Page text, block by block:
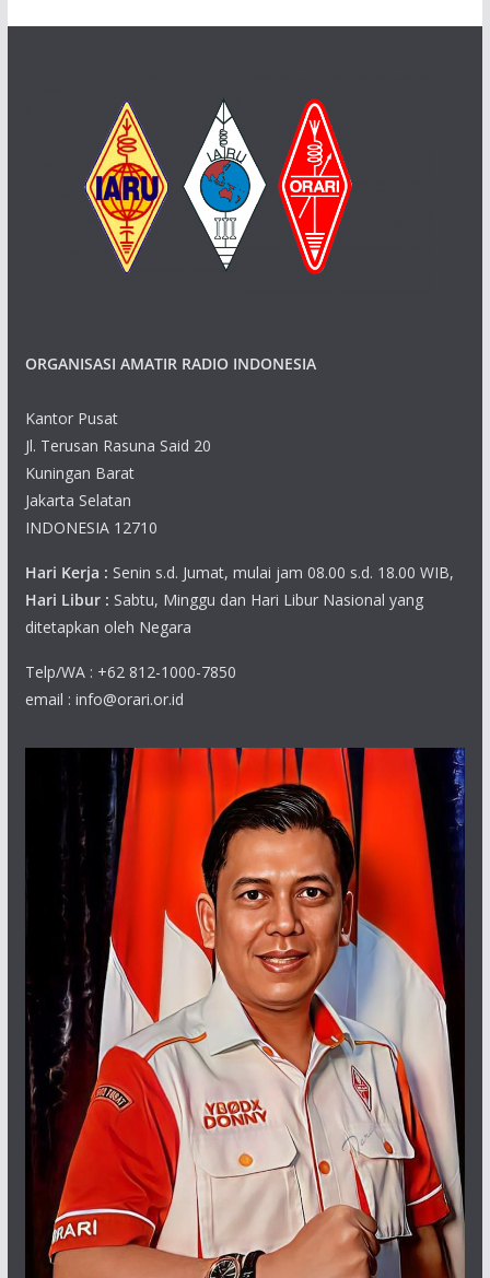
ORGANISASI AMATIR RADIO INDONESIA
Kantor Pusat
Jl. Terusan Rasuna Said 20
Kuningan Barat
Jakarta Selatan
INDONESIA 12710
Hari Kerja : Senin s.d. Jumat, mulai jam 08.00 s.d. 18.00 WIB,
Hari Libur : Sabtu, Minggu dan Hari Libur Nasional yang
ditetapkan oleh Negara
Telp/WA : +62 812-1000-7850
email : info@orari.or.id